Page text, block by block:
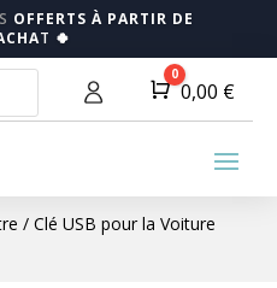
OFFERTS À PARTIR DE
T 🍀
Panier
0
0,00 €
/ Clé USB pour la Voiture